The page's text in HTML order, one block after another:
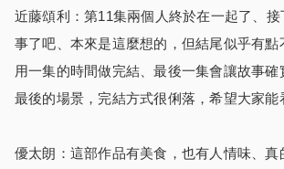
近藤頌利：第11集兩個人終於在一起了、
事了吧、本來是這麼想的，但結尾似乎有點
用一集的時間做完結、最後一集會讓故事確
最後的場景，完結方式很俐落，希望大家能
優太朗：這部作品有美食，也有人情味、真